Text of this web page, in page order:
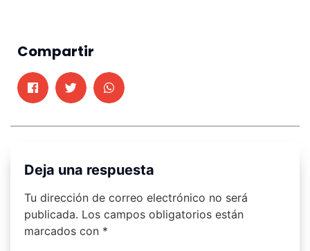
Compartir
Deja una respuesta
Tu dirección de correo electrónico no será
publicada. Los campos obligatorios están
marcados con *